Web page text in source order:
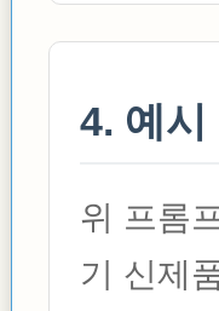
4. 예시
위 프롬
기 신제